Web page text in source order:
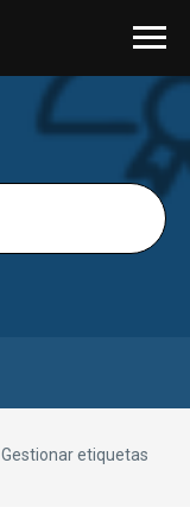
Gestionar etiquetas